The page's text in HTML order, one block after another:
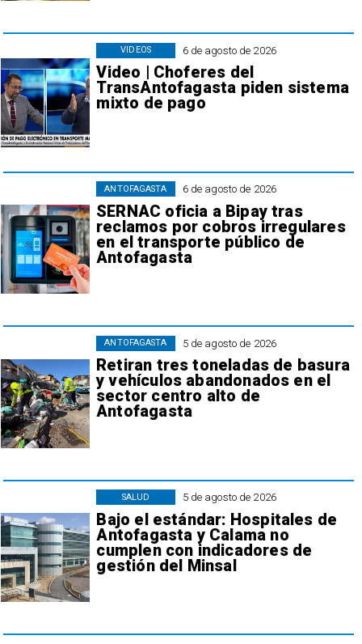
6 de agosto de 2026
Video | Choferes del
TransAntofagasta piden sistema
mixto de pago
VIDEOS
6 de agosto de 2026
SERNAC oficia a Bipay tras
reclamos por cobros irregulares
en el transporte público de
Antofagasta
ANTOFAGASTA
5 de agosto de 2026
Retiran tres toneladas de basura
y vehículos abandonados en el
sector centro alto de
Antofagasta
ANTOFAGASTA
5 de agosto de 2026
Bajo el estándar: Hospitales de
Antofagasta y Calama no
cumplen con indicadores de
gestión del Minsal
SALUD